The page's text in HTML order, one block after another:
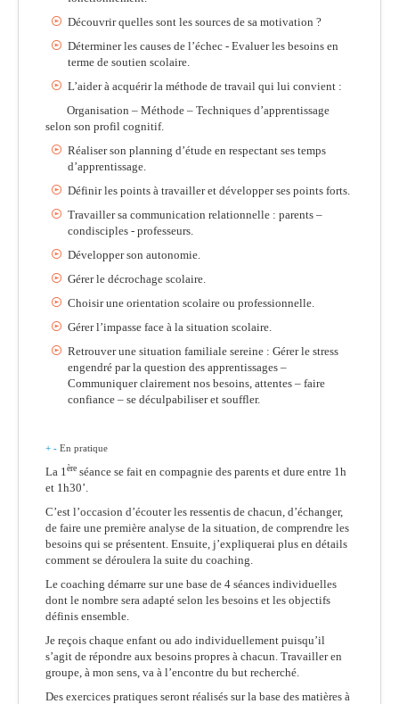
Découvrir quelles sont les sources de sa motivation ?
Déterminer les causes de l’échec - Evaluer les besoins en
terme de soutien scolaire.
L’aider à acquérir la méthode de travail qui lui convient :
Organisation – Méthode – Techniques d’apprentissage
selon son profil cognitif.
Réaliser son planning d’étude en respectant ses temps
d’apprentissage.
Définir les points à travailler et développer ses points forts.
Travailler sa communication relationnelle : parents –
condisciples - professeurs.
Développer son autonomie.
Gérer le décrochage scolaire.
Choisir une orientation scolaire ou professionnelle.
Gérer l’impasse face à la situation scolaire.
Retrouver une situation familiale sereine : Gérer le stress
engendré par la question des apprentissages –
Communiquer clairement nos besoins, attentes – faire
confiance – se déculpabiliser et souffler.
+ - En pratique
La 1 ère séance se fait en compagnie des parents et dure entre 1h
et 1h30’.
C’est l’occasion d’écouter les ressentis de chacun, d’échanger,
de faire une première analyse de la situation, de comprendre les
besoins qui se présentent. Ensuite, j’expliquerai plus en détails
comment se déroulera la suite du coaching.
Le coaching démarre sur une base de 4 séances individuelles
dont le nombre sera adapté selon les besoins et les objectifs
définis ensemble.
Je reçois chaque enfant ou ado individuellement puisqu’il
s’agit de répondre aux besoins propres à chacun. Travailler en
groupe, à mon sens, va à l’encontre du but recherché.
Des exercices pratiques seront réalisés sur la base des matières à